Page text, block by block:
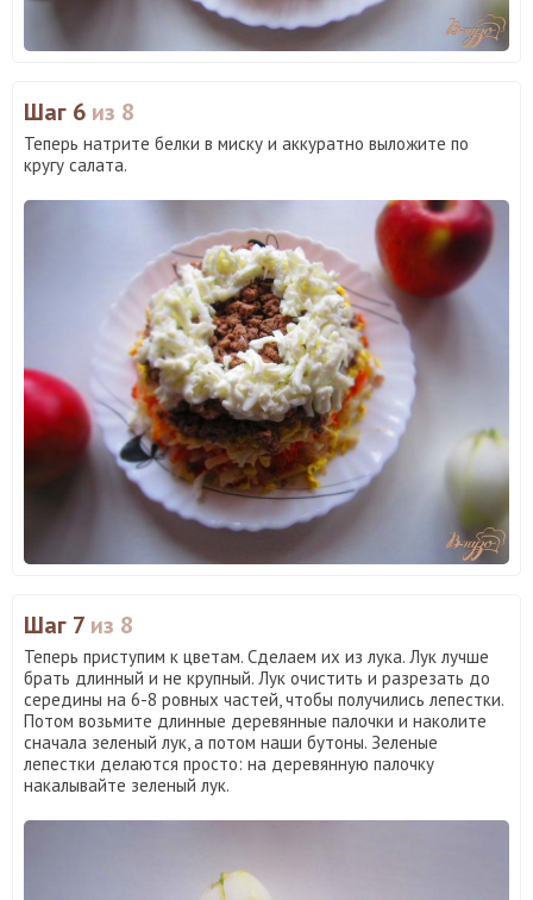
Шаг 6 из 8
Теперь натрите белки в миску и аккуратно выложите по
кругу салата.
Шаг 7 из 8
Теперь приступим к цветам. Сделаем их из лука. Лук лучше
брать длинный и не крупный. Лук очистить и разрезать до
середины на 6-8 ровных частей, чтобы получились лепестки.
Потом возьмите длинные деревянные палочки и наколите
сначала зеленый лук, а потом наши бутоны. Зеленые
лепестки делаются просто: на деревянную палочку
накалывайте зеленый лук.